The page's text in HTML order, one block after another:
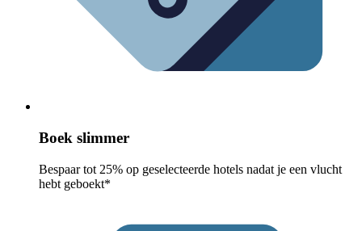
Boek slimmer
Bespaar tot 25% op geselecteerde hotels nadat je een vlucht
hebt geboekt*